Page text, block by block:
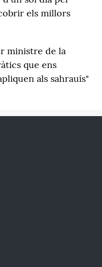
els millors
ministre de la
que ens
als sahrauís"